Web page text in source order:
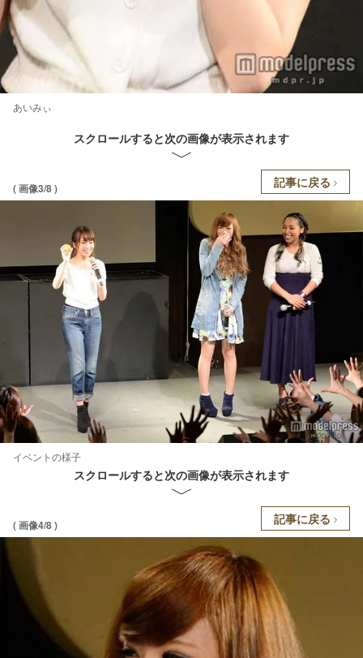
あいみぃ
スクロールすると次の画像が表示されます
( 画像3/8 ) 記事に戻る
イベントの様子
スクロールすると次の画像が表示されます
( 画像4/8 ) 記事に戻る